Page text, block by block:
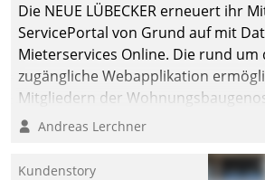
Die NEUE LÜBECKER erneuert ihr
ServicePortal von Grund auf mit
Mieterservices Online. Die rund um
zugängliche Webapplikation
Mitgliedern der
Kontaktaufnahme per Smartphone,
Andreas Lerchner
Kundenstory